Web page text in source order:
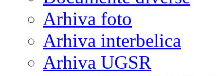
Arhiva foto
Arhiva interbelica
Arhiva UGSR